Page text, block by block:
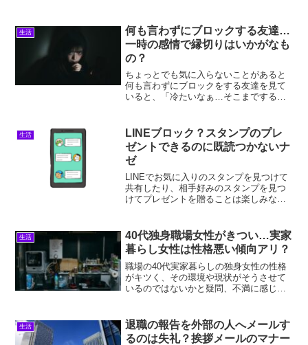
ね。浜見こ、交換したとたんにもんのす
ごいことに！連日...
生活
何も言わずにブロックする友達…
一時の感情で縁切りはいかがなも
の？
ちょっとでも気に入らないことがあると
何も言わずにブロックをする友達を見て
いると、「冷たいなぁ…そこまでする必
安を感じることがありませんか？また、
何も言わずにブロックする...
生活
LINEブロック？スタンプのプレ
ゼントできるのに既読つかないナ
ゼ
LINEでお気に入りのスタンプを見つけて
共有したり、相手好みのスタンプを見つ
けてプレゼントを贈ることは楽しみなや
一切の既読がつかず、「もしやブロック
されているのかな…...
生活
40代独身職場女性がきつい…実家
暮らし女性は性格悪い傾向アリ？
職場の40代実家暮らしの独身女性の性格
がキツく、その環境や現状がそうさせて
いるのではないかと疑問、不満に感じて
はいけないと思いつつも、実際にショッ
クな接し方をされてい...
生活
退職の報告を外部の人へメールす
るのは失礼？挨拶メールのマナー